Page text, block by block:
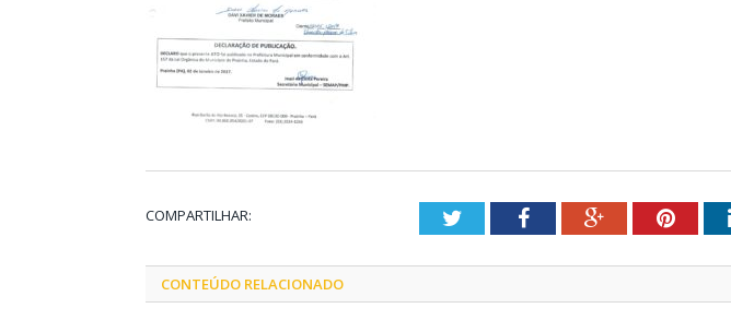
COMPARTILHAR: TwitterFacebookGoogle+
CONTEÚDO RELACIONADO